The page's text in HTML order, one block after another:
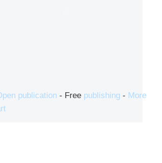
publication - Free publishing - More